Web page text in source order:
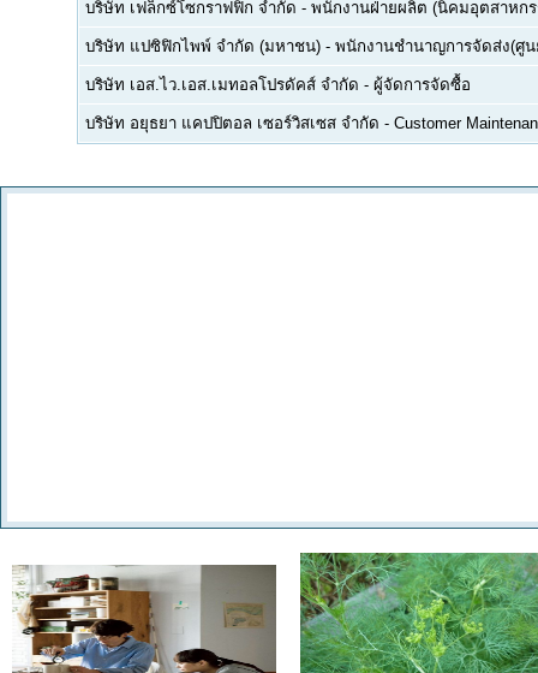
บริษัท เฟล็กซ์โซกราฟฟิก จำกัด - พนักงานฝ่ายผลิต (นิคมอุตสาหก
บริษัท แปซิฟิกไพพ์ จำกัด (มหาชน) - พนักงานชำนาญการจัดส่ง(ศู
บริษัท เอส.ไว.เอส.เมทอลโปรดัคส์ จำกัด - ผู้จัดการจัดซื้อ
บริษัท อยุธยา แคปปิตอล เซอร์วิสเซส จำกัด - Customer